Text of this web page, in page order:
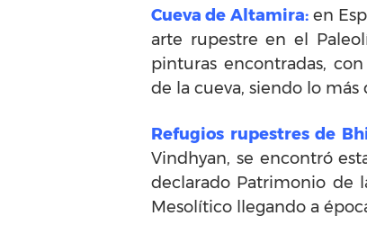
Cueva de Altamira:en
arte rupestre en el
pinturas encontradas,
de la cueva, siendo lo
Refugios rupestres de
Vindhyan, se encontró
declarado Patrimonio de
Mesolítico llegando a